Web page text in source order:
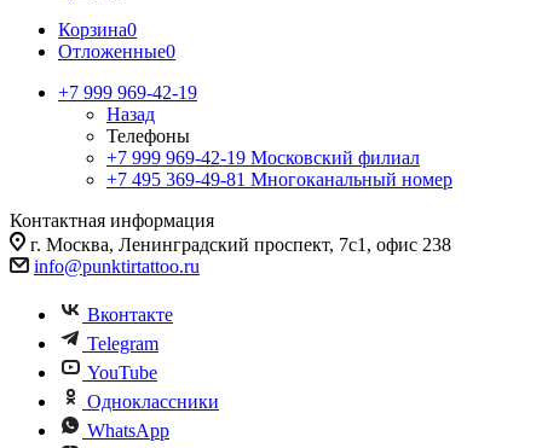
Корзина0
Отложенные0
+7 999 969-42-19
Назад
Телефоны
+7 999 969-42-19 Московский филиал
+7 495 369-49-81 Многоканальный номер
Контактная информация
г. Москва, Ленинградский проспект, 7с1, офис 238
info@punktirtattoo.ru
Вконтакте
Telegram
YouTube
Одноклассники
WhatsApp